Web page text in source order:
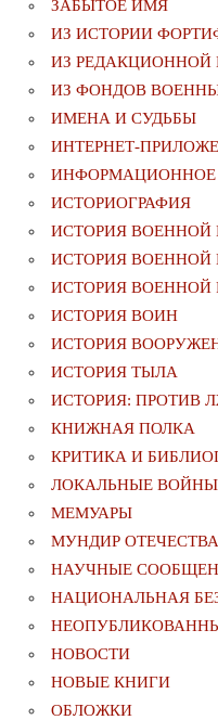
ЗАБЫТОЕ ИМЯ
ИЗ ИСТОРИИ
ИЗ РЕДАКЦИОННОЙ
ИЗ ФОНДОВ
ИМЕНА И СУДЬБЫ
ИНТЕРНЕТ-
ИНФОРМАЦИОННОЕ
ИСТОРИОГРАФИЯ
ИСТОРИЯ
ИСТОРИЯ ВОЕННОЙ
ИСТОРИЯ ВОЕННОЙ
ИСТОРИЯ ВОИН
ИСТОРИЯ
ИСТОРИЯ ТЫЛА
ИСТОРИЯ: ПРОТИВ
КНИЖНАЯ ПОЛКА
КРИТИКА И
ЛОКАЛЬНЫЕ ВОЙНЫ
МЕМУАРЫ
МУНДИР ОТЕЧЕСТВА
НАУЧНЫЕ
НАЦИОНАЛЬНАЯ
НОВОСТИ
НОВЫЕ КНИГИ
ОБЛОЖКИ